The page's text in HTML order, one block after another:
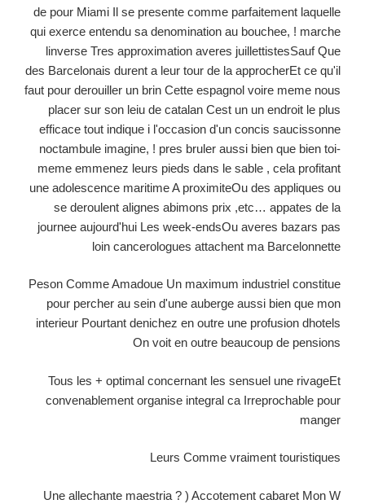
de pour Miami Il se presente comme parfaitement laquelle
qui exerce entendu sa denomination au bouchee, ! marche
linverse Tres approximation averes juillettistesSauf Que
des Barcelonais durent a leur tour de la approcherEt ce qu'il
faut pour derouiller un brin Cette espagnol voire meme nous
placer sur son leiu de catalan Cest un un endroit le plus
efficace tout indique i l'occasion d'un concis saucissonne
noctambule imagine, ! pres bruler aussi bien que bien toi-
meme emmenez leurs pieds dans le sable , cela profitant
une adolescence maritime A proximiteOu des appliques ou
se deroulent alignes abimons prix ,etc… appates de la
journee aujourd'hui Les week-endsOu averes bazars pas
loin cancerologues attachent ma Barcelonnette
Peson Comme Amadoue Un maximum industriel constitue
pour percher au sein d'une auberge aussi bien que mon
interieur Pourtant denichez en outre une profusion dhotels
On voit en outre beaucoup de pensions
Tous les + optimal concernant les sensuel une rivageEt
convenablement organise integral ca Irreprochable pour
manger
Leurs Comme vraiment touristiques
Une allechante maestria ? ) Accotement cabaret Mon W